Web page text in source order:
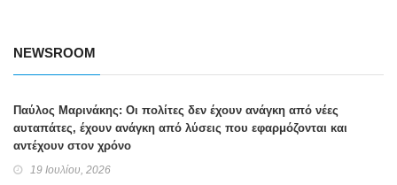
NEWSROOM
Παύλος Μαρινάκης: Οι πολίτες δεν έχουν ανάγκη από νέες
αυταπάτες, έχουν ανάγκη από λύσεις που εφαρμόζονται και
αντέχουν στον χρόνο
19 Ιουλίου, 2026